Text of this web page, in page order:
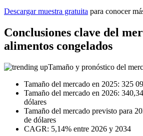
Descargar muestra gratuita para conocer
Conclusiones clave del
alimentos congelados
Tamaño y pronóstico del
Tamaño del mercado en 2025: 325
Tamaño del mercado en 2026:
dólares
Tamaño del mercado previsto para
de dólares
CAGR: 5,14% entre 2026 y 2034